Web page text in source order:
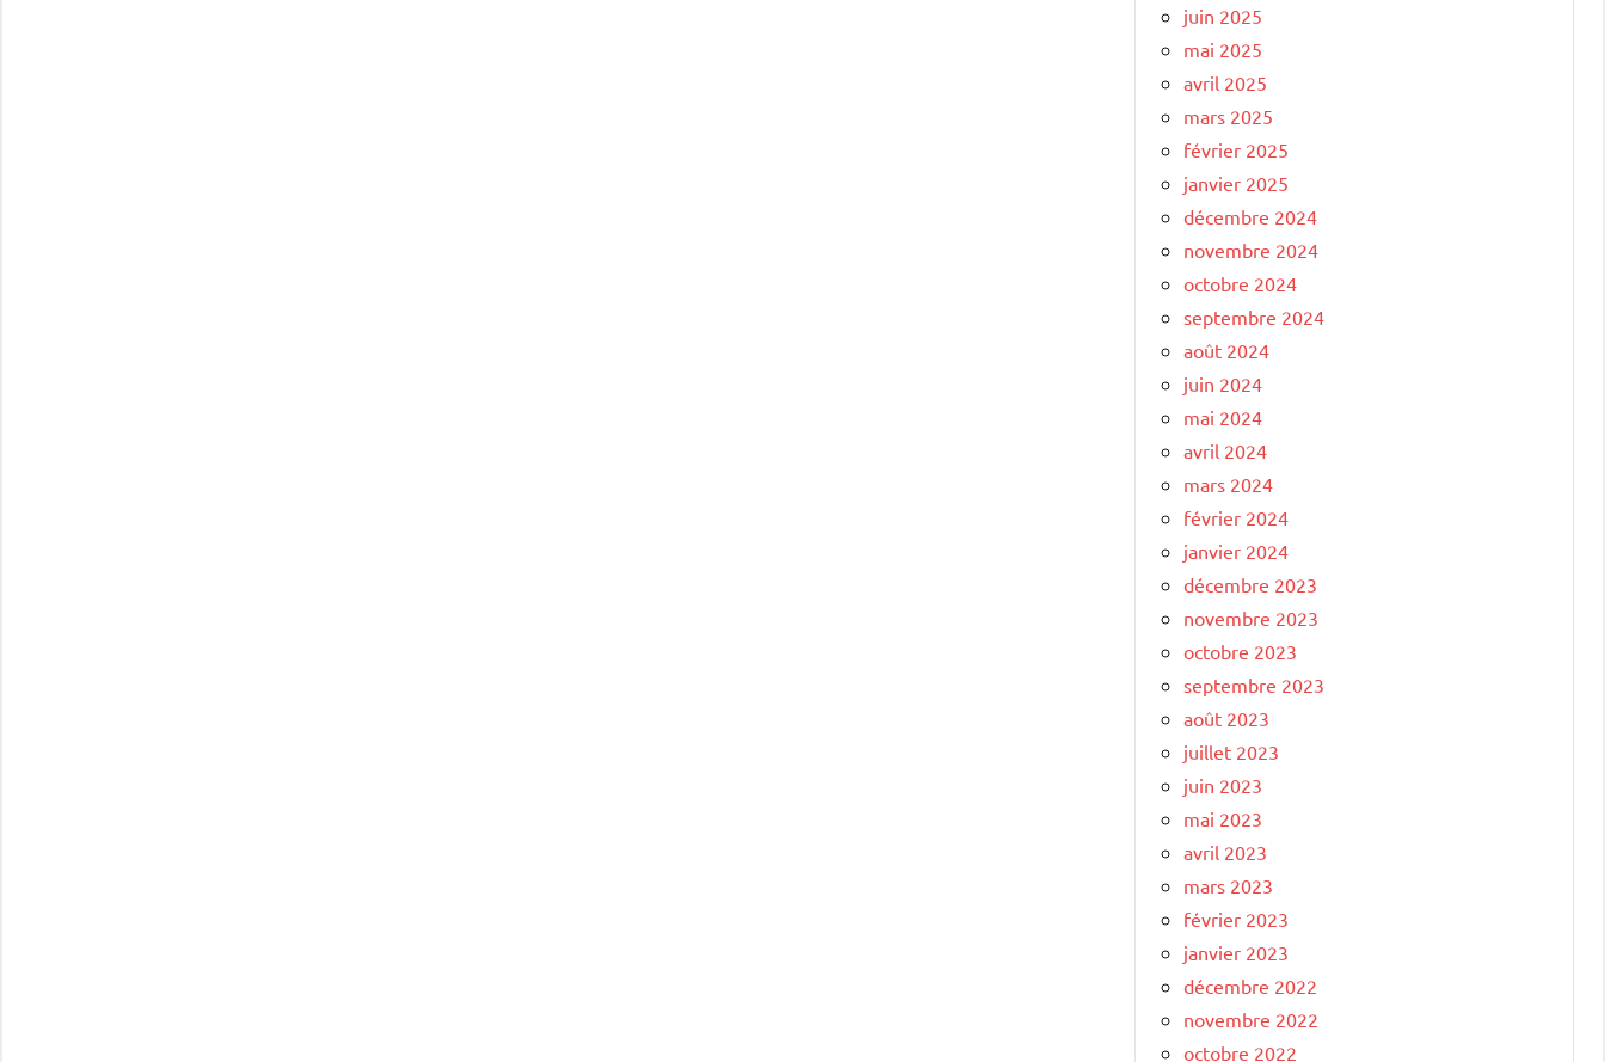
juin 2025
mai 2025
avril 2025
mars 2025
février 2025
janvier 2025
décembre 2024
novembre 2024
octobre 2024
septembre 2024
août 2024
juin 2024
mai 2024
avril 2024
mars 2024
février 2024
janvier 2024
décembre 2023
novembre 2023
octobre 2023
septembre 2023
août 2023
juillet 2023
juin 2023
mai 2023
avril 2023
mars 2023
février 2023
janvier 2023
décembre 2022
novembre 2022
octobre 2022